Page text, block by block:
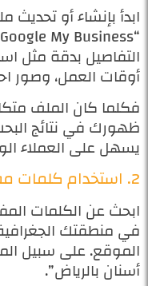
ابدأ بإنشاء أو
التفاصيل بدقة مثل
أوقات العمل، وصور
فكلما كان الملف
ظهورك في نتائج
يسهل على العملاء
2. استخدام كلمات مفتاحية محلية
ابحث عن الكلمات
في منطقتك
الموقع. على سبيل
أسنان بالرياض”.